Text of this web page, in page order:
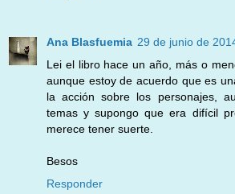
Ana Blasfuemia 29 de junio de
Lei el libro hace un año, más o
aunque estoy de acuerdo que es
la acción sobre los personajes,
temas y supongo que era difícil
merece tener suerte.
Besos
Responder